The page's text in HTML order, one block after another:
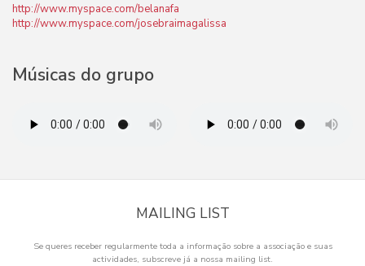
http://www.myspace.com/belanafa
http://www.myspace.com/josebraimagalissa
Músicas do grupo
MAILING LIST
Se queres receber regularmente toda a informação sobre a associação e suas
actividades, subscreve já a nossa mailing list.